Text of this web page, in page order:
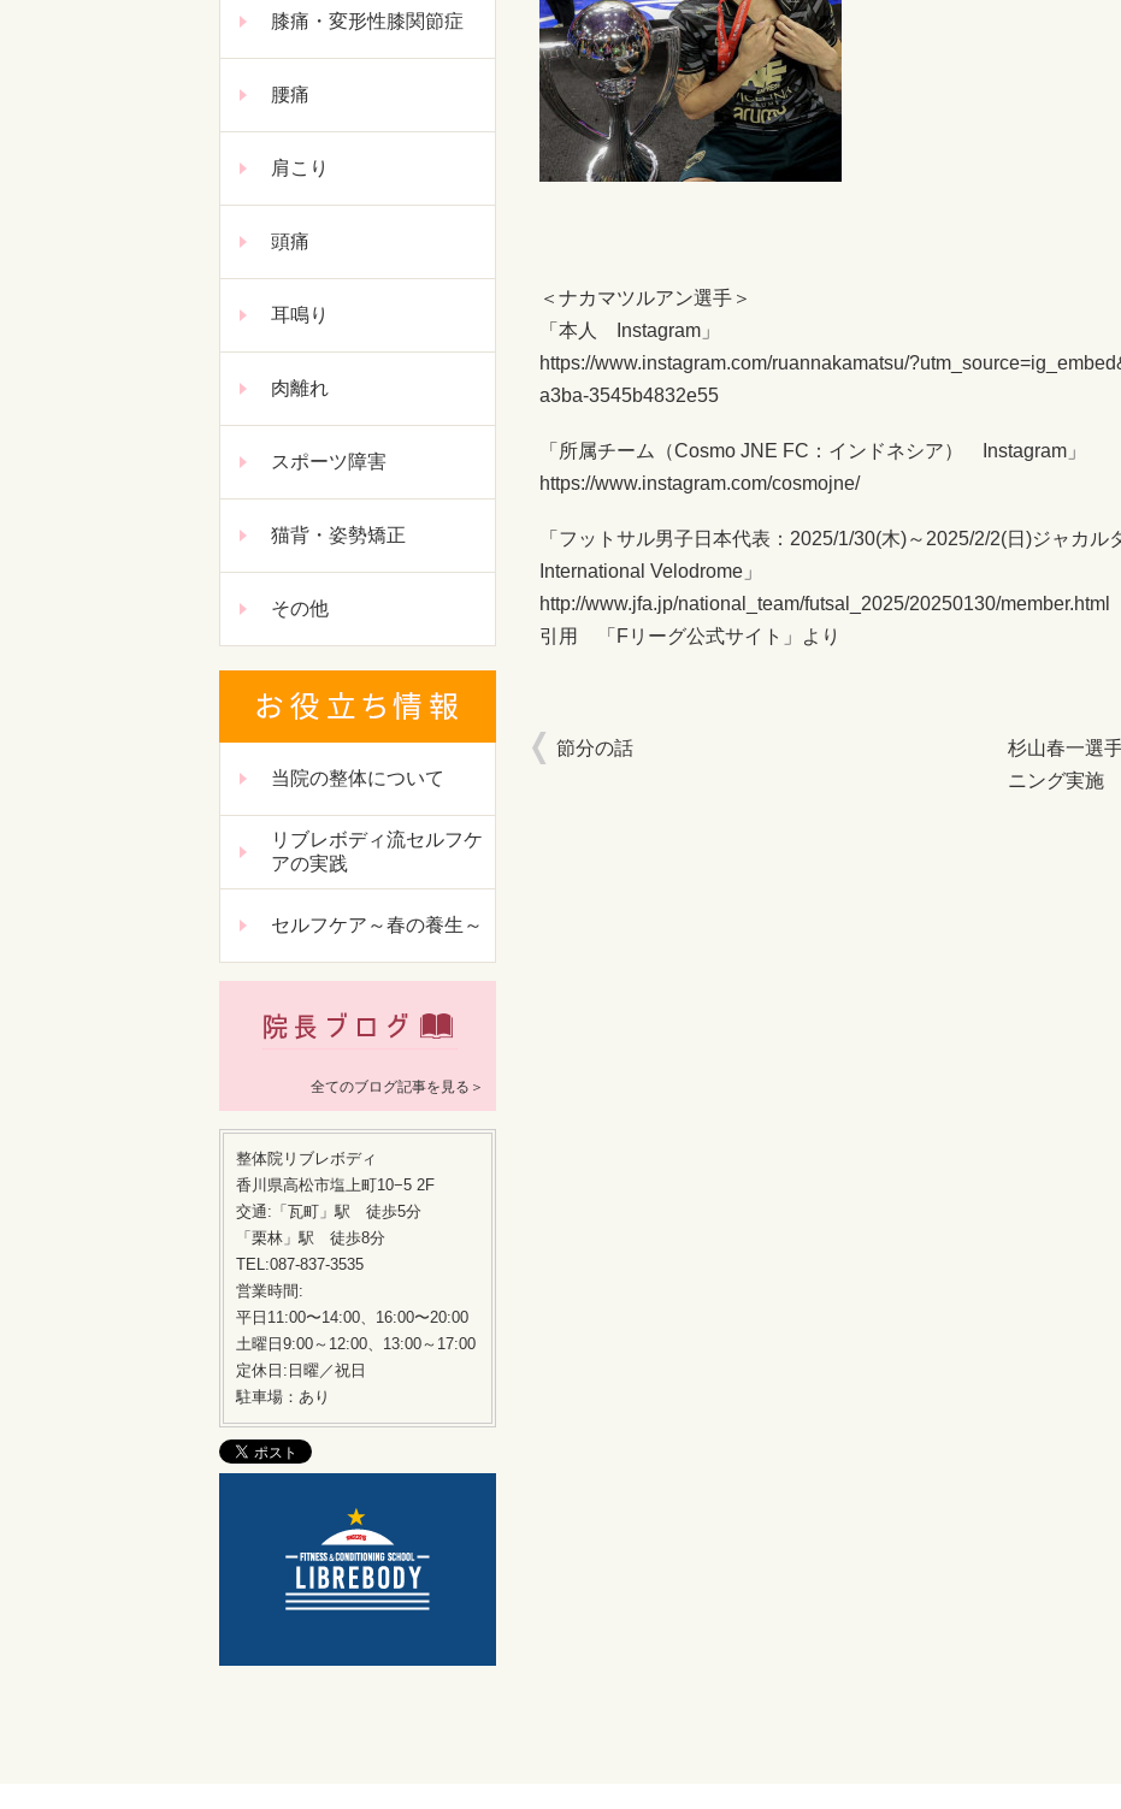
膝痛・変形性膝関節症
腰痛
肩こり
頭痛
耳鳴り
肉離れ
スポーツ障害
猫背・姿勢矯正
その他
当院の整体について
リブレボディ流セルフケ
アの実践
セルフケア～春の養生～
全てのブログ記事を見る＞
整体院リブレボディ
香川県高松市塩上町10−5 2F
交通:「瓦町」駅 徒歩5分
「栗林」駅 徒歩8分
TEL:087-837-3535
営業時間:
平日11:00〜14:00、16:00〜20:00
土曜日9:00～12:00、13:00～17:00
定休日:日曜／祝日
駐車場：あり
＜ナカマツルアン選手＞
「本人 Instagram」
https://www.instagram.com/ruannakamatsu/
a3ba-3545b4832e55
「所属チーム（Cosmo JNE FC：インドネシア） Instagram」
https://www.instagram.com/cosmojne/
「フットサル男子日本代表：2025/1/30(木)～2025/2/2(日)ジャカル
International Velodrome」
http://www.jfa.jp/national_team/futsal_2025/20250130/member.html
引用 「Fリーグ公式サイト」より
節分の話
杉山春一選
ニング実施